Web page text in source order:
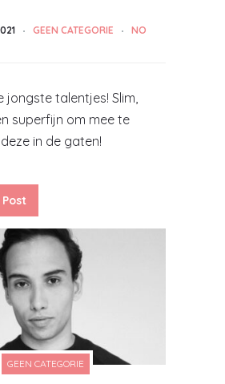
GEEN CATEGORIE
NO
jongste talentjes! Slim,
superfijn om mee te
in de gaten!
GEEN CATEGORIE